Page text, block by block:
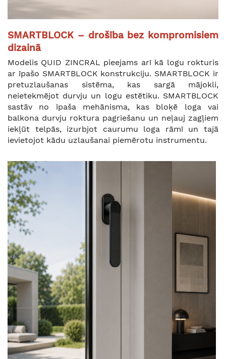
SMARTBLOCK – drošība bez kompromisiem
dizainā
Modelis QUID ZINCRAL pieejams arī kā logu rokturis
ar īpašo SMARTBLOCK konstrukciju. SMARTBLOCK ir
pretuzlaušanas sistēma, kas sargā mājokli,
neietekmējot durvju un logu estētiku. SMARTBLOCK
sastāv no īpaša mehānisma, kas bloķē loga vai
balkona durvju roktura pagriešanu un neļauj zagļiem
iekļūt telpās, izurbjot caurumu loga rāmī un tajā
ievietojot kādu uzlaušanai piemērotu instrumentu.